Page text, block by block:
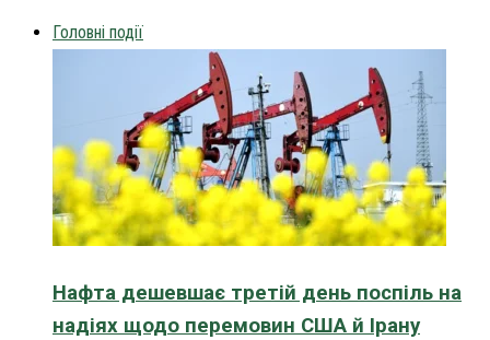
Головні події
Нафта дешевшає третій день поспіль на
надіях щодо перемовин США й Ірану